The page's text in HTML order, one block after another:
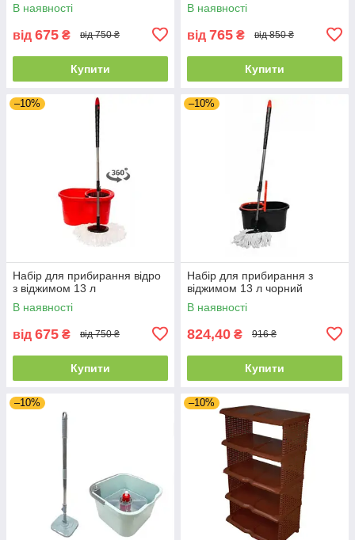
В наявності
від 675 ₴ від 750 ₴
Купити
В наявності
від 765 ₴ від 850 ₴
Купити
–10%
Набір для прибирання відро
з віджимом 13 л
В наявності
від 675 ₴ від 750 ₴
Купити
–10%
Набір для прибирання з
віджимом 13 л чорний
В наявності
824,40 ₴ 916 ₴
Купити
–10% –10%